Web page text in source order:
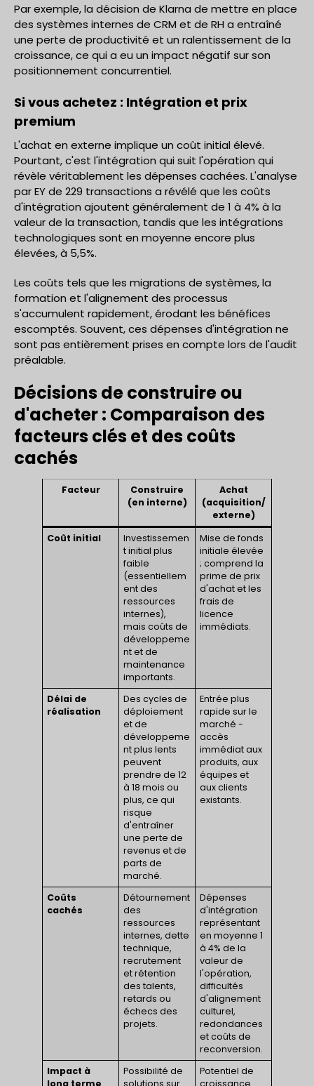
Par exemple, la décision de Klarna de mettre en place
des systèmes internes de CRM et de RH a entraîné
une perte de productivité et un ralentissement de la
croissance, ce qui a eu un impact négatif sur son
positionnement concurrentiel.
Si vous achetez : Intégration et prix
premium
L'achat en externe implique un coût initial élevé.
Pourtant, c'est l'intégration qui suit l'opération qui
révèle véritablement les dépenses cachées. L'analyse
par EY de 229 transactions a révélé que les coûts
d'intégration ajoutent généralement de 1 à 4% à la
valeur de la transaction, tandis que les intégrations
technologiques sont en moyenne encore plus
élevées, à 5,5%.
Les coûts tels que les migrations de systèmes, la
formation et l'alignement des processus
s'accumulent rapidement, érodant les bénéfices
escomptés. Souvent, ces dépenses d'intégration ne
sont pas entièrement prises en compte lors de l'audit
préalable.
Décisions de construire ou
d'acheter : Comparaison des
facteurs clés et des coûts
cachés
Facteur
Construire
(en interne)
Achat
(acquisition/
externe)
Coût initial
Investissemen
t initial plus
faible
(essentiellem
ent des
ressources
internes),
mais coûts de
développeme
nt et de
maintenance
importants.
Mise de fonds
initiale élevée
; comprend la
prime de prix
d'achat et les
frais de
licence
immédiats.
Délai de
réalisation
Des cycles de
déploiement
et de
développeme
nt plus lents
peuvent
prendre de 12
à 18 mois ou
plus, ce qui
risque
d'entraîner
une perte de
revenus et de
parts de
marché.
Entrée plus
rapide sur le
marché -
accès
immédiat aux
produits, aux
équipes et
aux clients
existants.
Coûts
cachés
Détournement
des
ressources
internes, dette
technique,
recrutement
et rétention
des talents,
retards ou
échecs des
projets.
Dépenses
d'intégration
représentant
en moyenne 1
à 4% de la
valeur de
l'opération,
difficultés
d'alignement
culturel,
redondances
et coûts de
reconversion.
Impact à
long terme
Possibilité de
solutions sur
Potentiel de
croissance